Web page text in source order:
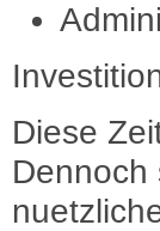
Diese
Dennoch